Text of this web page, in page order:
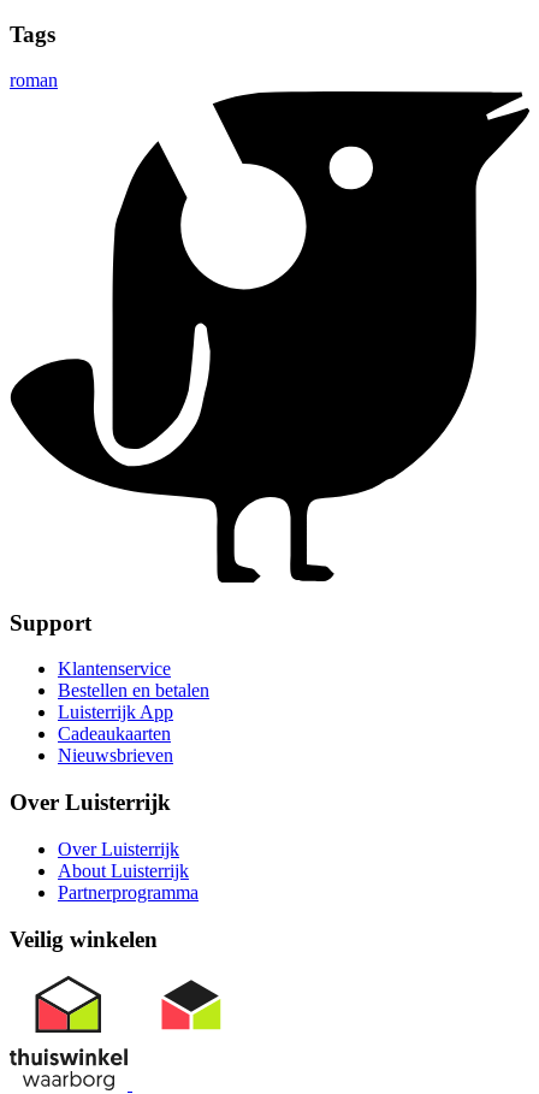
Tags
roman
Support
Klantenservice
Bestellen en betalen
Luisterrijk App
Cadeaukaarten
Nieuwsbrieven
Over Luisterrijk
Over Luisterrijk
About Luisterrijk
Partnerprogramma
Veilig winkelen